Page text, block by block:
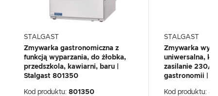
STALGAST
Zmywarka gastronomiczna z
funkcją wyparzania, do żłobka,
przedszkola, kawiarni, baru |
Stalgast 801350
Kod produktu: 801350
STALGAST
Zmywarka
uniwersalna,
zasilanie 230/
gastronomii |
Kod produktu: